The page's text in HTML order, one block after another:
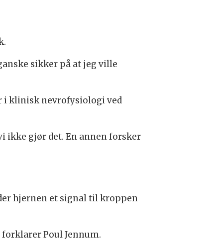
sikker på at jeg ville
i klinisk nevrofysiologi ved
ikke gjør det. En annen forsker
hjernen et signal til kroppen
Poul Jennum.